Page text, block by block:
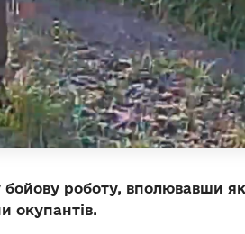
роботу, вполювавши як
окупантів.